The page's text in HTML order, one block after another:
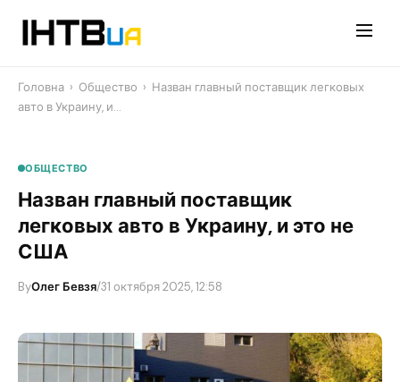
Головна › Общество › Назван главный поставщик легковых
авто в Украину, и…
ОБЩЕСТВО
Назван главный поставщик
легковых авто в Украину, и это не
США
ByОлег Бевзя/31 октября 2025, 12:58